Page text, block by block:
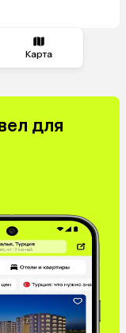
Карта
для